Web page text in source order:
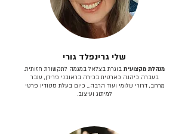
שלי גרינפלד גורי
מנהלת מקצועית בוגרת בצלאל במגמה לתקשורת חזותית.
בעברה כיהנה כארטית בכירה בראובני פרידן, ענבר
מרחב, דרורי שלומי ועוד הרבה… כיום בעלת סטודיו פרטי
למיתוג ועיצוב.